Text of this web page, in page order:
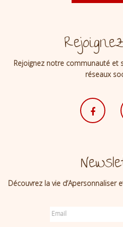
Rejoignez notre communauté et
réseaux
Découvrez la vie d’Apersonnaliser